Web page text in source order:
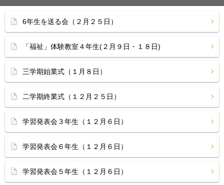
6年生を送る会（２月２５日）
「福祉」体験教室４年生(２月９日・１８日)
三学期始業式（１月８日）
二学期終業式（１２月２５日）
学習発表会３年生（１２月６日）
学習発表会６年生（１２月６日）
学習発表会５年生（１２月６日）